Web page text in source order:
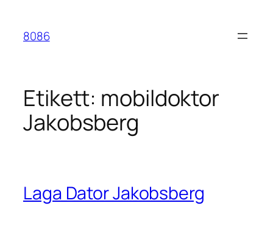
innehåll
8086
Etikett: mobildoktor
Jakobsberg
Laga Dator Jakobsberg